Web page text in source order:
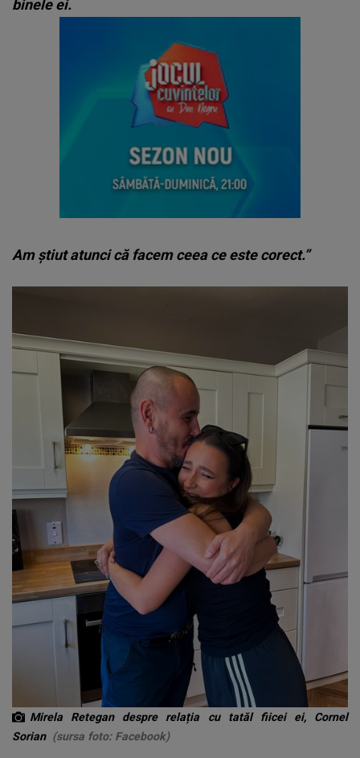
binele ei.
Am știut atunci că facem ceea ce este corect.”
Mirela Retegan despre relația cu tatăl fiicei ei, Cornel
Sorian (sursa foto: Facebook)